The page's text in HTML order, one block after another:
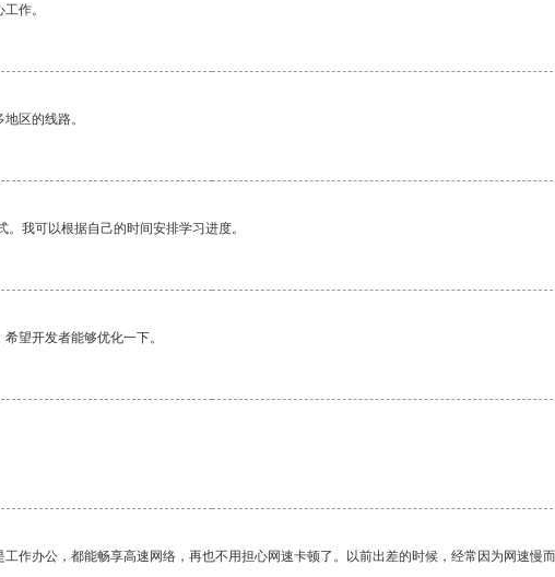
作。
区的线路。
我可以根据自己的时间安排学习进度。
望开发者能够优化一下。
作办公，都能畅享高速网络，再也不用担心网速卡顿了。以前出差的时候，经常因为网速慢